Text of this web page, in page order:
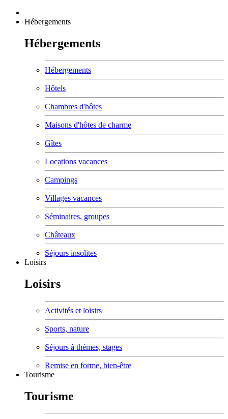
Hébergements
Hébergements
Hébergements
Hôtels
Chambres d'hôtes
Maisons d'hôtes de charme
Gîtes
Locations vacances
Campings
Villages vacances
Séminaires, groupes
Châteaux
Séjours insolites
Loisirs
Loisirs
Activités et loisirs
Sports, nature
Séjours à thèmes, stages
Remise en forme, bien-être
Tourisme
Tourisme